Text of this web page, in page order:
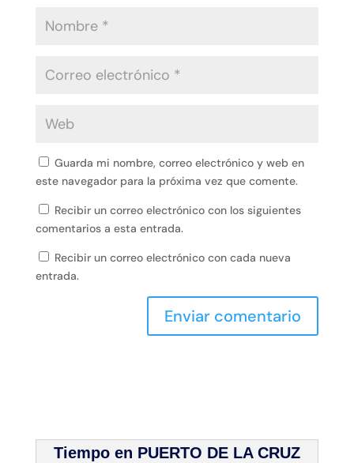
Guarda mi nombre, correo electrónico y web en
este navegador para la próxima vez que comente.
Recibir un correo electrónico con los siguientes
comentarios a esta entrada.
Recibir un correo electrónico con cada nueva
entrada.
Tiempo en PUERTO DE LA CRUZ